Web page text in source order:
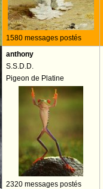
1580 messages postés
anthony
S.S.D.D.
Pigeon de Platine
2320 messages postés